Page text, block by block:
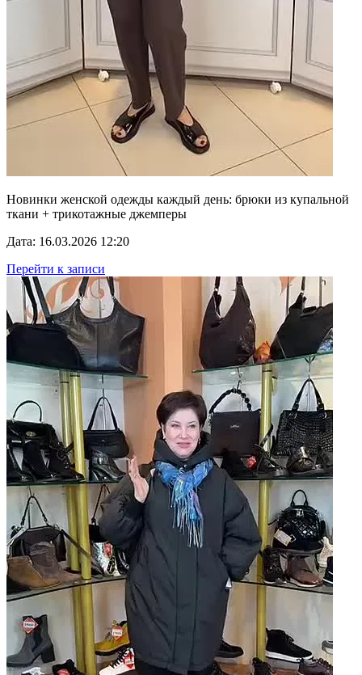
Новинки женской одежды каждый день: брюки из купальной
ткани + трикотажные джемперы
Дата: 16.03.2026 12:20
Перейти к записи